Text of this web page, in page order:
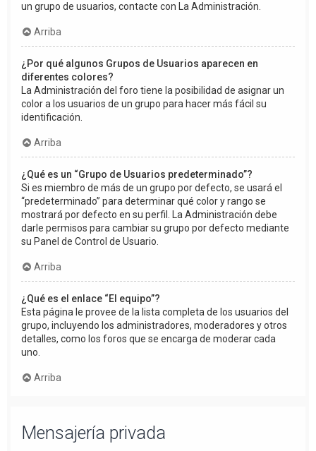
un grupo de usuarios, contacte con La Administración.
Arriba
¿Por qué algunos Grupos de Usuarios aparecen en
diferentes colores?
La Administración del foro tiene la posibilidad de asignar un
color a los usuarios de un grupo para hacer más fácil su
identificación.
Arriba
¿Qué es un “Grupo de Usuarios predeterminado”?
Si es miembro de más de un grupo por defecto, se usará el
“predeterminado” para determinar qué color y rango se
mostrará por defecto en su perfil. La Administración debe
darle permisos para cambiar su grupo por defecto mediante
su Panel de Control de Usuario.
Arriba
¿Qué es el enlace “El equipo”?
Esta página le provee de la lista completa de los usuarios del
grupo, incluyendo los administradores, moderadores y otros
detalles, como los foros que se encarga de moderar cada
uno.
Arriba
Mensajería privada